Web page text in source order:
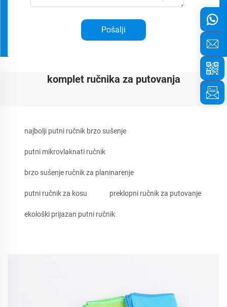
Pošalji
komplet ručnika za putovanja
najbolji putni ručnik brzo sušenje
putni mikrovlaknati ručnik
brzo sušenje ručnik za planinarenje
putni ručnik za kosu preklopni ručnik za putovanje
ekološki prijazan putni ručnik